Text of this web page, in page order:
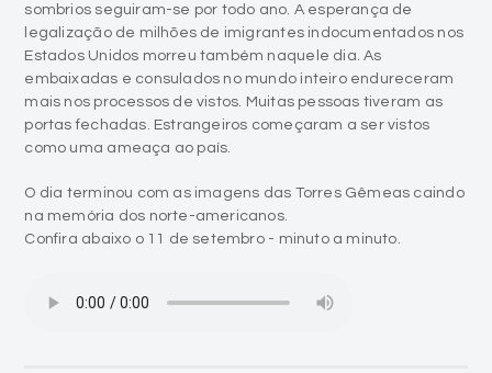
sombrios seguiram-se por todo ano. A esperança de
legalização de milhões de imigrantes indocumentados nos
Estados Unidos morreu também naquele dia. As
embaixadas e consulados no mundo inteiro endureceram
mais nos processos de vistos. Muitas pessoas tiveram as
portas fechadas. Estrangeiros começaram a ser vistos
como uma ameaça ao país.
O dia terminou com as imagens das Torres Gêmeas caindo
na memória dos norte-americanos.
Confira abaixo o 11 de setembro - minuto a minuto.